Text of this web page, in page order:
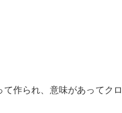
作られ、意味があってクロ